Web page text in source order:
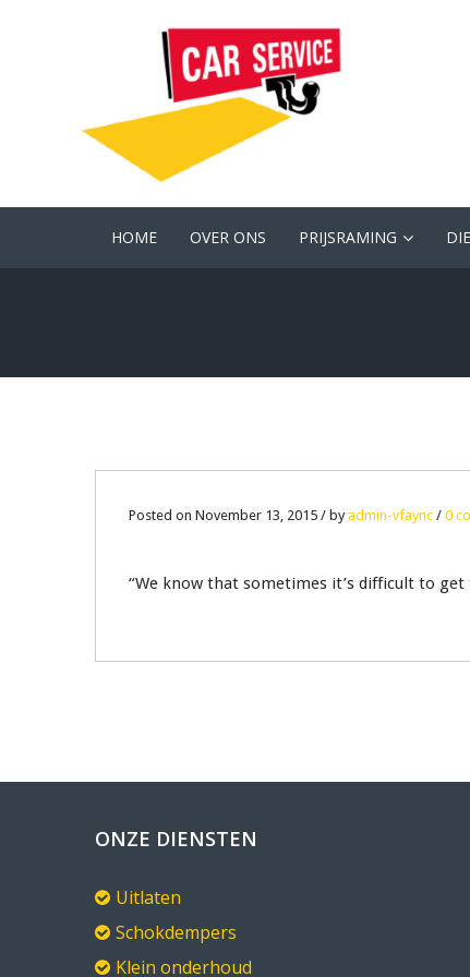
HOME OVER ONS PRIJSRAMING
13
Posted on November 13, 2015 / byadmin-vfaync / 0
“We know that sometimes it’s difficult to
ONZE DIENSTEN
Uitlaten
Schokdempers
Klein onderhoud